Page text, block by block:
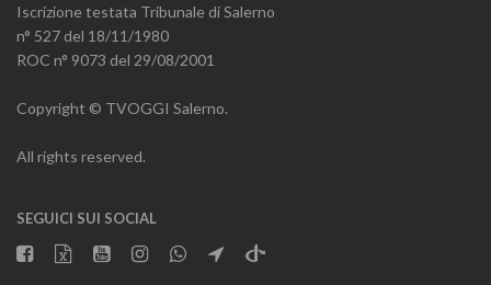
Iscrizione testata Tribunale di Salerno
n° 527 del 18/11/1980
ROC n° 9073 del 29/08/2001
Copyright © TVOGGI Salerno.
All rights reserved.
SEGUICI SUI SOCIAL